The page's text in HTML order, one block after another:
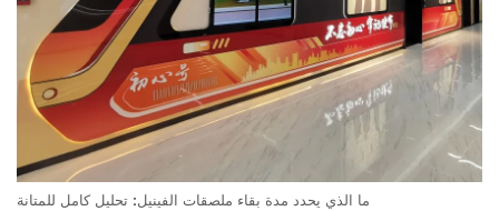
ما الذي يحدد مدة بقاء ملصقات الفينيل: تحليل كامل للمتانة